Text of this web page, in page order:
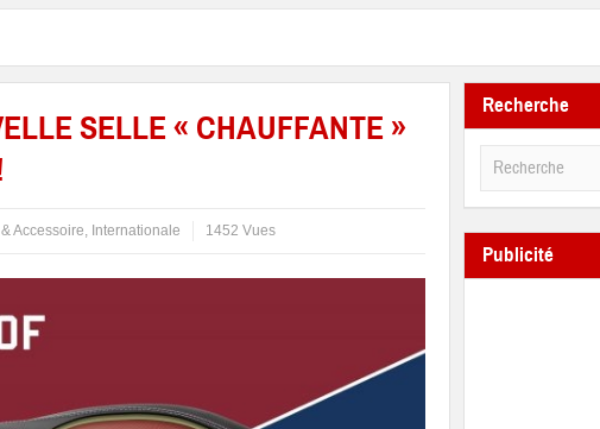
SELLE « CHAUFFANTE »
Accessoire, Internationale 1452 Vues
Recherche
Publicité